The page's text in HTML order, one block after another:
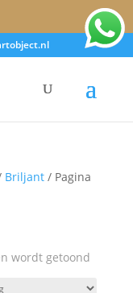
Briljant/ Pagina
wordt getoond